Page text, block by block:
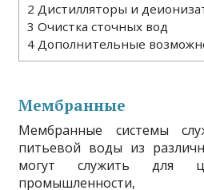
2 Дистилляторы и
3 Очистка сточных вод
4 Дополнительные
Мембранные
Мембранные системы
питьевой воды из
могут служить для
промышленности,